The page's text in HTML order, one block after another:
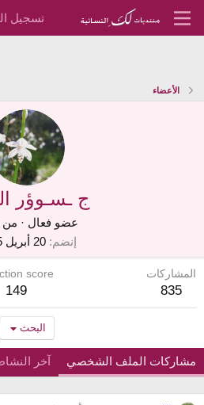
الأعضاء
ج ـسـوؤر
عضو فعال · من
إنضم 20 أبريل 2015
المشاركات
835
score
149
البحث
مشاركات الملف الشخصي آخر